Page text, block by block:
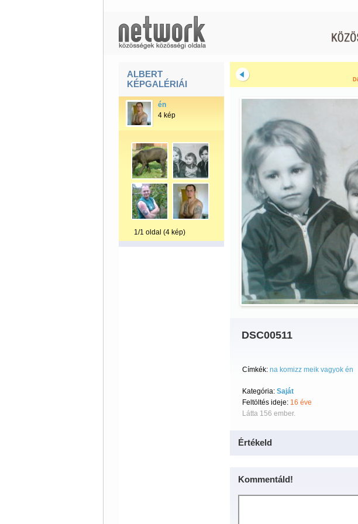
ALBERT
KÉPGALÉRIÁI
én
4 kép
1/1 oldal (4 kép)
DSC00511
Címkék: na komizz meik vagyok én
Kategória: Saját
Feltöltés ideje: 16 éve
Látta 156 ember.
Értékeld
Kommentáld!